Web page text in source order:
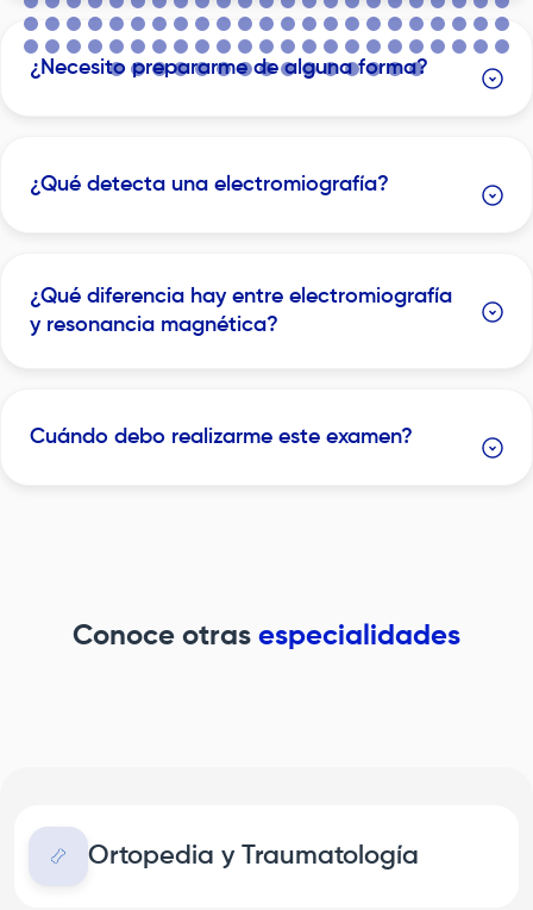
¿Necesito prepararme de alguna forma?
¿Qué detecta una electromiografía?
¿Qué diferencia hay entre electromiografía
y resonancia magnética?
Cuándo debo realizarme este examen?
Conoce otras especialidades
Ortopedia y Traumatología